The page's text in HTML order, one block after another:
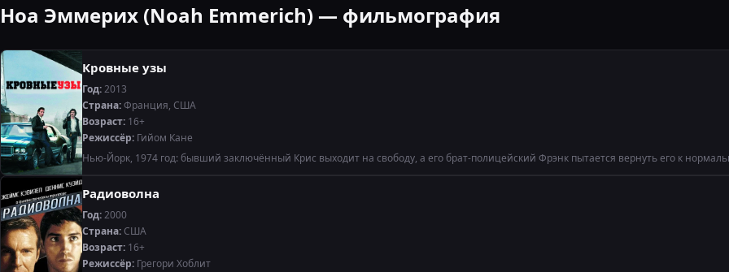
Ноа Эммерих (Noah Emmerich) — фильмография
Кровные узы
Год:2013
Страна:Франция, США
Возраст: 16+
Режиссёр: Гийом Кане
Нью-Йорк, 1974 год: бывший заключённый Крис выходит на свободу, а его брат-полицейский Фрэнк пытается вернуть его к
Радиоволна
Год:2000
Страна: США
Возраст: 16+
Режиссёр: Грегори Хоблит